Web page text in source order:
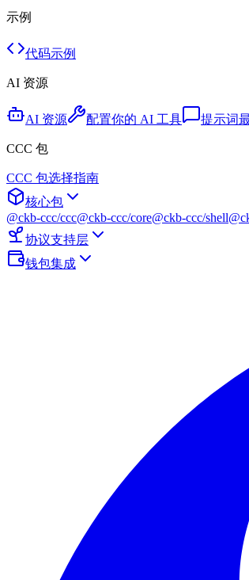
示例
代码示例
AI 资源
AI 资源 配置你的 AI 工具 提示词
CCC 包
CCC 包选择指南
核心包
@ckb-ccc/ccc@ckb-ccc/core@ckb-ccc/shell
协议支持层
钱包集成